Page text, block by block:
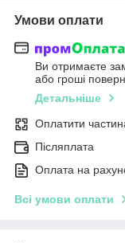
Умови оплати
Ви отримаєте
або гроші
Детальніше
Оплатити
Післяплата
Оплата на
Всі умови оплати